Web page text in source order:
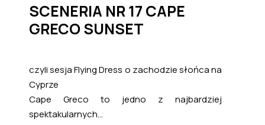
SCENERIA NR 17 CAPE
GRECO SUNSET
czyli sesja Flying Dress o zachodzie słońca na
Cyprze
Cape Greco to jedno z najbardziej
spektakularnych...